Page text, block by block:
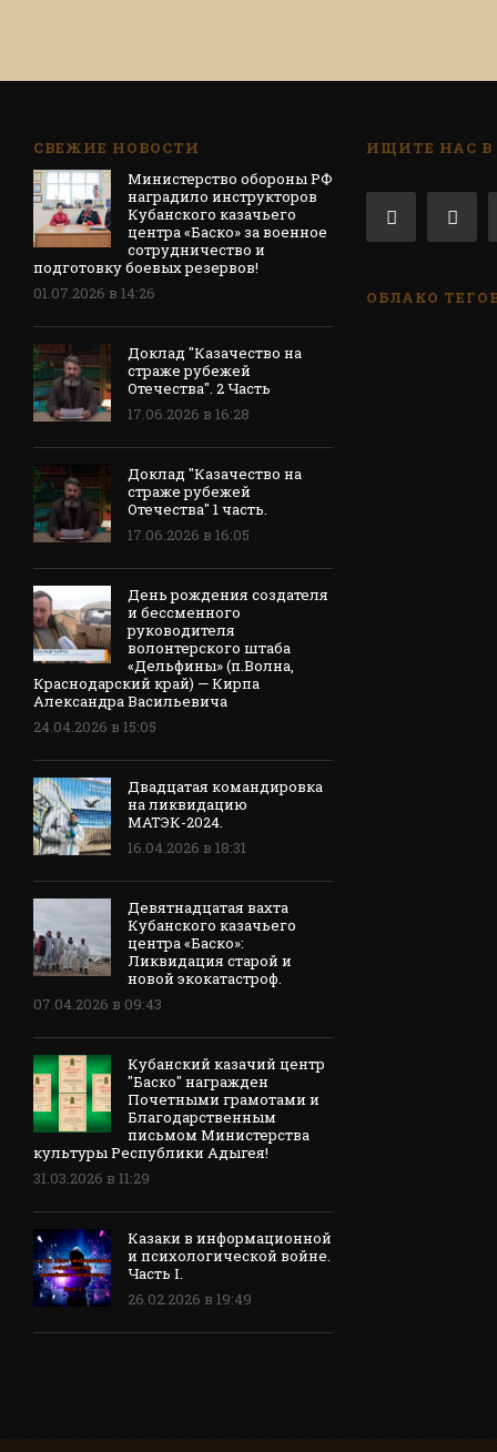
СВЕЖИЕ НОВОСТИ
Министерство обороны РФ
наградило инструкторов
Кубанского казачьего
центра «Баско» за военное
сотрудничество и
подготовку боевых резервов!
01.07.2026 в 14:26
Доклад "Казачество на
страже рубежей
Отечества". 2 Часть
17.06.2026 в 16:28
Доклад "Казачество на
страже рубежей
Отечества" 1 часть.
17.06.2026 в 16:05
День рождения создателя
и бессменного
руководителя
волонтерского штаба
«Дельфины» (п.Волна,
Краснодарский край) — Кирпа
Александра Васильевича
24.04.2026 в 15:05
Двадцатая командировка
на ликвидацию
МАТЭК-2024.
16.04.2026 в 18:31
Девятнадцатая вахта
Кубанского казачьего
центра «Баско»:
Ликвидация старой и
новой экокатастроф.
07.04.2026 в 09:43
Кубанский казачий центр
"Баско" награжден
Почетными грамотами и
Благодарственным
письмом Министерства
культуры Республики Адыгея!
31.03.2026 в 11:29
Казаки в информационной
и психологической войне.
Часть I.
26.02.2026 в 19:49
ИЩИТЕ НАС В
ОБЛАКО